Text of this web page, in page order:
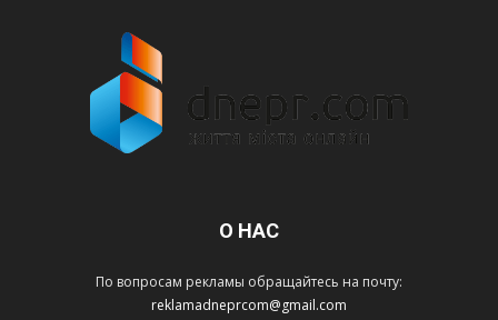
О НАС
По вопросам рекламы обращайтесь на почту:
reklamadneprcom@gmail.com